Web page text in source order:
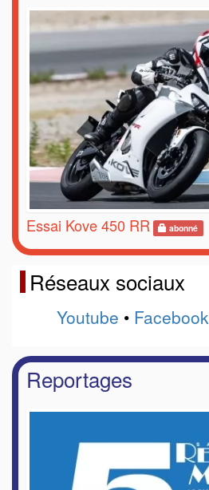
Essai Kove 450 RR abonné
Réseaux sociaux
Youtube • Facebook
Reportages